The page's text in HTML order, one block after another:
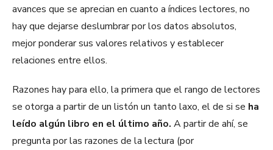
avances que se aprecian en cuanto a índices lectores, no
hay que dejarse deslumbrar por los datos absolutos,
mejor ponderar sus valores relativos y establecer
relaciones entre ellos.
Razones hay para ello, la primera que el rango de lectores
se otorga a partir de un listón un tanto laxo, el de si se ha
leído algún libro en el último año. A partir de ahí, se
pregunta por las razones de la lectura (por